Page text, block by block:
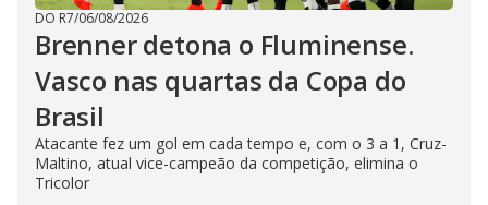
DO R7/06/08/2026
Brenner detona o Fluminense.
Vasco nas quartas da Copa do
Brasil
Atacante fez um gol em cada tempo e, com o 3 a 1, Cruz-
Maltino, atual vice-campeão da competição, elimina o
Tricolor